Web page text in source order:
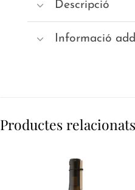
Descripció
Informació
Productes relacionats